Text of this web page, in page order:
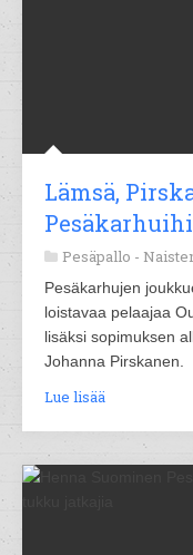
Lämsä,
Pesäpallo -
Pesäkarhujen
loistavaa pelaajaa
lisäksi sopimuksen
Johanna Pirskanen.
Lue lisää